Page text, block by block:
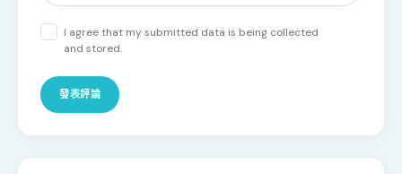
I agree that my submitted data is being collected
and stored.